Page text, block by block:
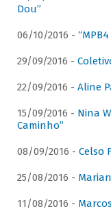
Dou”
06/10/2016 -
29/09/2016 -
22/09/2016 - Aline
15/09/2016 - Nina
Caminho”
08/09/2016 - Celso
25/08/2016 -
11/08/2016 -